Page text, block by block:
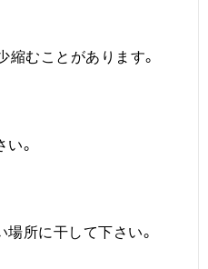
縮むことがあります。
。
所に干して下さい。